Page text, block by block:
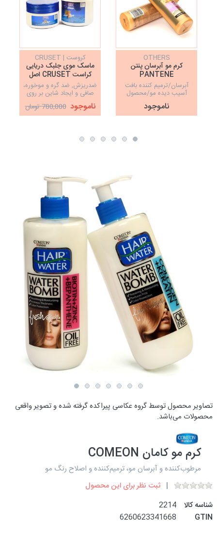
OTHERS
کرم مو آبرسان پنتن
PANTENE
آبرسان/ترمیم کننده بافت
آسیب دیده مو/محصول
ترکیه/حجم دهنده مو
ناموجود
کروست | CRUSET
ماسک موی جلبک دریایی
کراست CRUSET اصل
ضدریزش, ضد گره و موخوره،
صافی و ایجاد شاین بر روی
مو، نرم کننده، ترمیم کننده
فوق العاده قویناموجود 780,000 تومان
تصاویر محصول توسط گروه عکاسی پیراکده گرفته شده و تصویر واقعی
محصولات می‌باشد.
کرم مو کامان COMEON
مرطوب‌کننده و آبرسان مو، ترمیم‌کننده و اصلاح رنگ مو
ثبت نظر برای این محصول
شناسه کالا
2214
GTIN
6260623341668